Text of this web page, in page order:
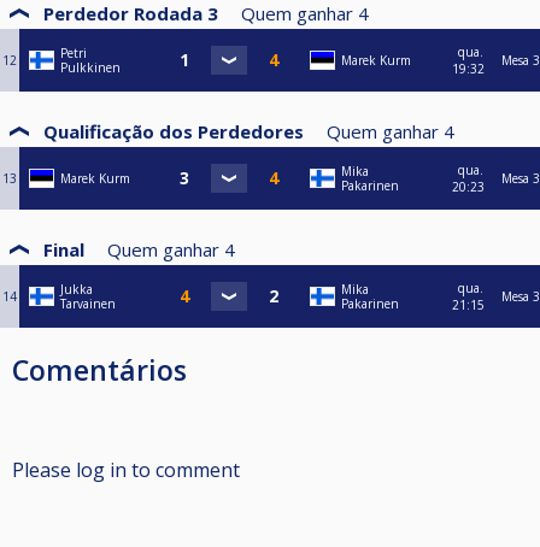
Perdedor Rodada 3 Quem ganhar 4
12
Petri
Pulkkinen
Marek Kurm
qua.
19:32
Mesa 3
Qualificação dos Perdedores Quem ganhar 4
13 Marek Kurm
Mika
Pakarinen
qua.
20:23
Mesa 3
Final Quem ganhar 4
14
Jukka
Tarvainen
Mika
Pakarinen
qua.
21:15
Mesa 3
Comentários
Please log in to comment